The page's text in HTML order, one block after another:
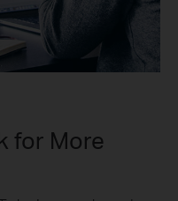
for More